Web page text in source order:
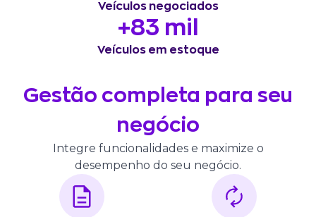
Veículos negociados
+83 mil
Veículos em estoque
Gestão completa para seu
negócio
Integre funcionalidades e maximize o
desempenho do seu negócio.